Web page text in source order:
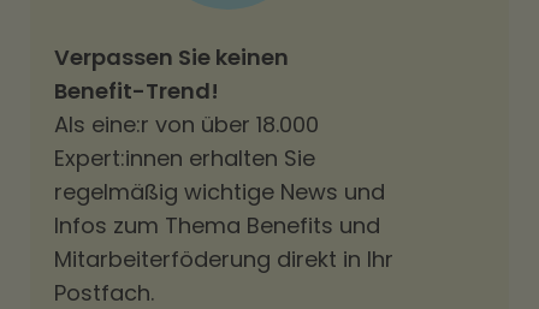
Verpassen Sie keinen
Benefit-Trend!
Als eine:r von über 18.000
Expert:innen erhalten Sie
regelmäßig wichtige News und
Infos zum Thema Benefits und
Mitarbeiterföderung direkt in Ihr
Postfach.